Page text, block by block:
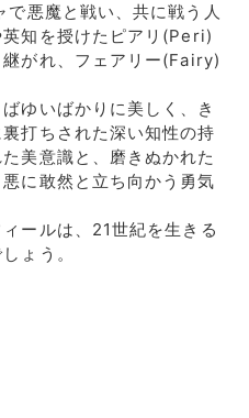
悪魔と戦い、共に戦う人
知を授けたピアリ(Peri)
がれ、フェアリー(Fairy)
ゆいばかりに美しく、き
打ちされた深い知性の持
美意識と、磨きぬかれた
に敢然と立ち向かう勇気
ールは、21世紀を生きる
ょう。